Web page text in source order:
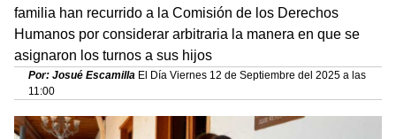
familia han recurrido a la Comisión de los Derechos
Humanos por considerar arbitraria la manera en que se
asignaron los turnos a sus hijos
Por: Josué Escamilla El Día Viernes 12 de Septiembre del 2025 a las
11:00